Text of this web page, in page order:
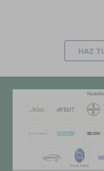
HAZ